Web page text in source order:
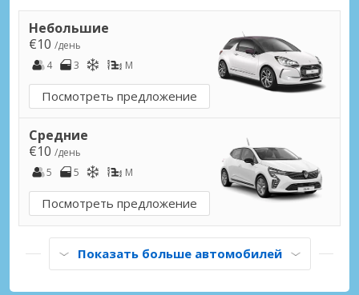
Небольшие
€10 /день
4
3 M
Посмотреть предложение
Средние
€10 /день
5
5 M
Посмотреть предложение
Показать больше автомобилей